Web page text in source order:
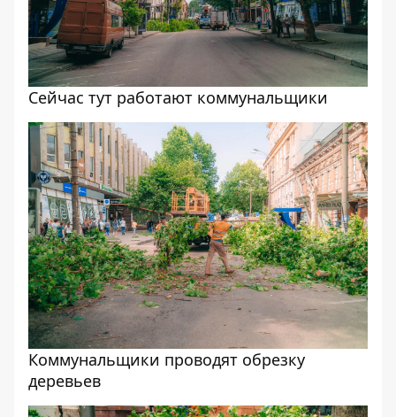
Сейчас тут работают коммунальщики
Коммунальщики проводят обрезку
деревьев